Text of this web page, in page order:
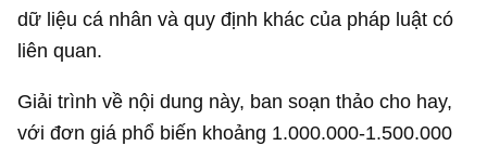
dữ liệu cá nhân và quy định khác của pháp luật có
liên quan.
Giải trình về nội dung này, ban soạn thảo cho hay,
với đơn giá phổ biến khoảng 1.000.000-1.500.000